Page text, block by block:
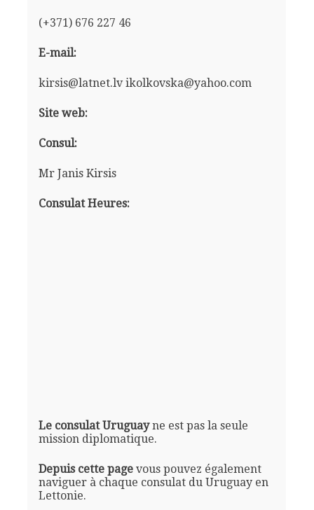
(+371) 676 227 46
E-mail:
kirsis@latnet.lv ikolkovska@yahoo.com
Site web:
Consul:
Mr Janis Kirsis
Consulat Heures:
Le consulat Uruguayne est pas la seule
mission diplomatique.
Depuis cette pagevous pouvez également
naviguer à chaque consulat du Uruguay en
Lettonie.